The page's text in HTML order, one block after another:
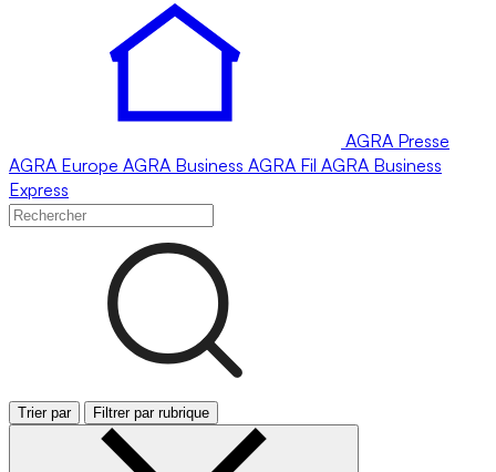
AGRA Presse
AGRA Europe AGRA Business AGRA Fil AGRA Business
Express
Trier par Filtrer par rubrique